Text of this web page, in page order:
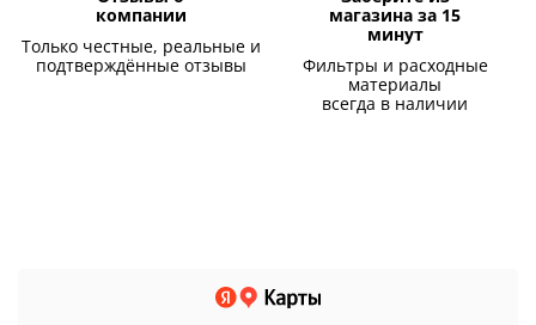
компании
Только честные, реальные и
подтверждённые отзывы
магазина за 15
минут
Фильтры и расходные
материалы
всегда в наличии